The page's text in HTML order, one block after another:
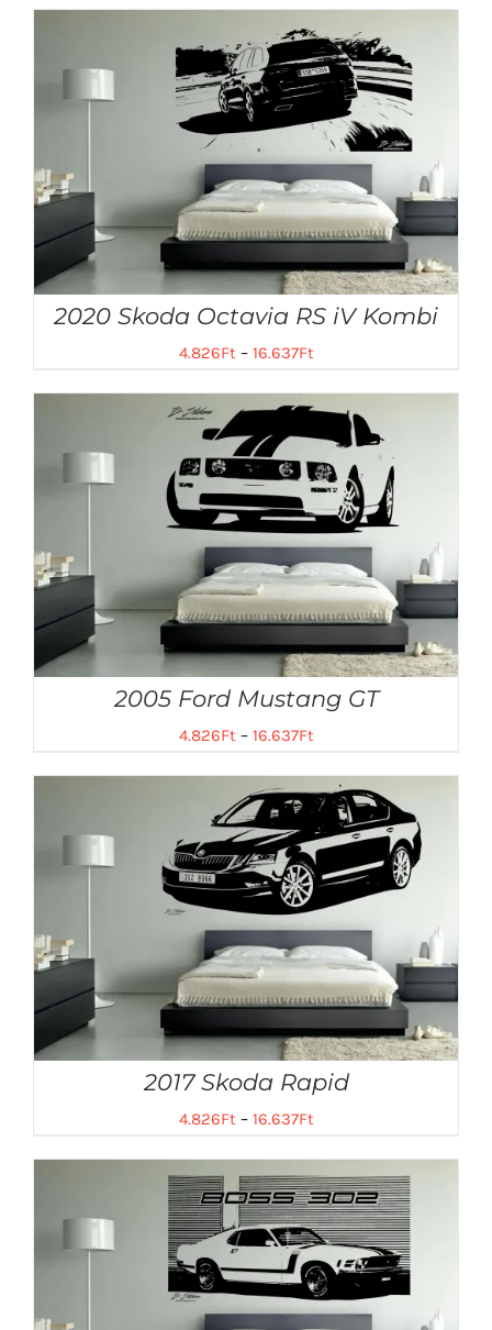
2020 Skoda Octavia RS iV Kombi
4.826Ft– 16.637Ft
2005 Ford Mustang GT
4.826Ft– 16.637Ft
2017 Skoda Rapid
4.826Ft– 16.637Ft